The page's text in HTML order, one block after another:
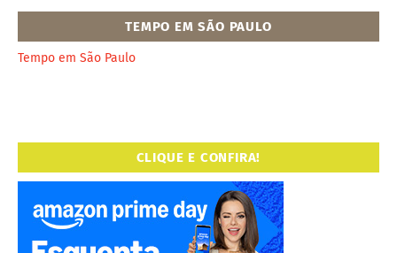
TEMPO EM SÃO PAULO
Tempo em São Paulo
CLIQUE E CONFIRA!